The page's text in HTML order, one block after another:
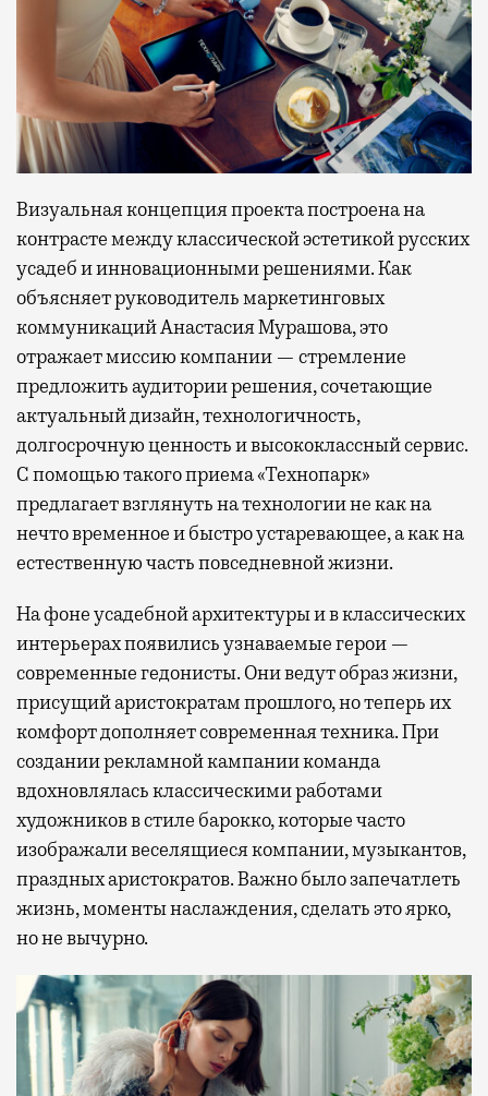
Визуальная концепция проекта построена на
контрасте между классической эстетикой русских
усадеб и инновационными решениями. Как
объясняет руководитель маркетинговых
коммуникаций Анастасия Мурашова, это
отражает миссию компании — стремление
предложить аудитории решения, сочетающие
актуальный дизайн, технологичность,
долгосрочную ценность и высококлассный сервис.
С помощью такого приема «Технопарк»
предлагает взглянуть на технологии не как на
нечто временное и быстро устаревающее, а как на
естественную часть повседневной жизни.
На фоне усадебной архитектуры и в классических
интерьерах появились узнаваемые герои —
современные гедонисты. Они ведут образ жизни,
присущий аристократам прошлого, но теперь их
комфорт дополняет современная техника. При
создании рекламной кампании команда
вдохновлялась классическими работами
художников в стиле барокко, которые часто
изображали веселящиеся компании, музыкантов,
праздных аристократов. Важно было запечатлеть
жизнь, моменты наслаждения, сделать это ярко,
но не вычурно.